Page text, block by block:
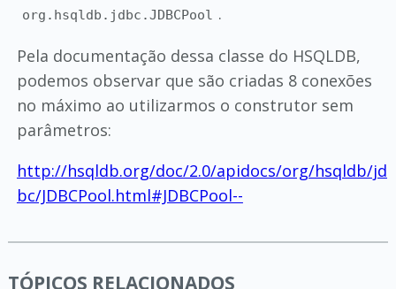
org.hsqldb.jdbc.JDBCPool .
Pela documentação dessa classe do HSQLDB,
podemos observar que são criadas 8 conexões
no máximo ao utilizarmos o construtor sem
parâmetros:
http://hsqldb.org/doc/2.0/apidocs/org/hsqldb/jd
bc/JDBCPool.html#JDBCPool--
TÓPICOS RELACIONADOS